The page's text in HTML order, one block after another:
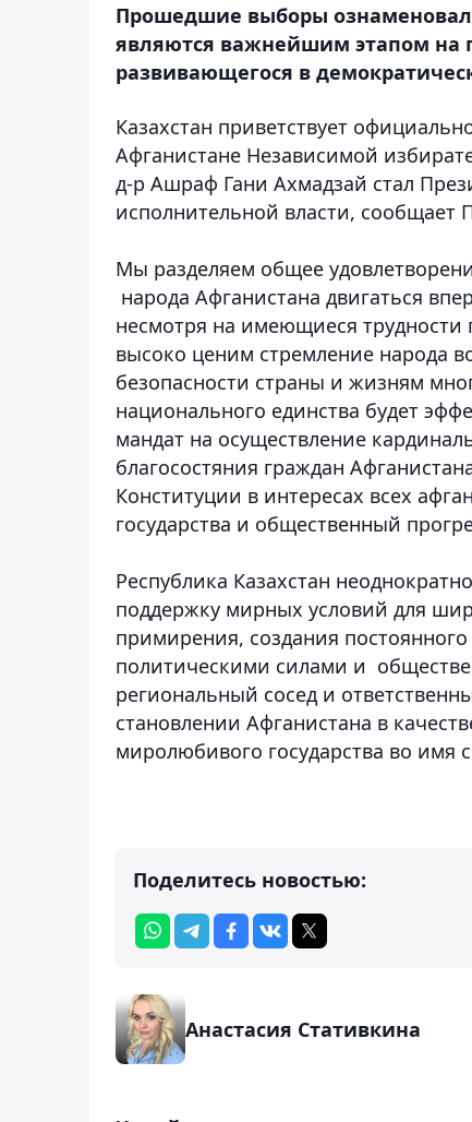
Прошедшие выборы
являются важнейшим этапом на
развивающегося в
Казахстан приветствует
Афганистане Независимой
д-р Ашраф Гани Ахмадзай стал
исполнительной власти, сообщает
Мы разделяем общее
народа Афганистана двигаться
несмотря на имеющиеся трудности
высоко ценим стремление народа
безопасности страны и жизням
национального единства будет
мандат на осуществление
благосостяния граждан
Конституции в интересах всех
государства и общественный
Республика Казахстан
поддержку мирных условий для
примирения, создания
политическими силами и
региональный сосед и
становлении Афганистана в
миролюбивого государства во имя
Поделитесь новостью:
Анастасия Стативкина